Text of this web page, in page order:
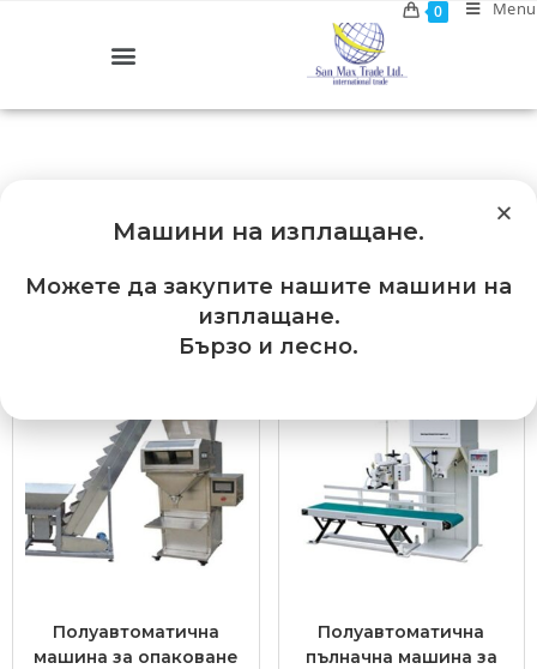
0 Menu
Default sorting
Полуавтоматична
машина за опаковане
Полуавтоматична
пълначна машина за
Машини на изплащане.
Можете да закупите нашите машини на
изплащане.
Бързо и лесно.